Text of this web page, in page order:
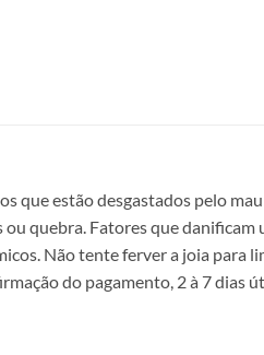
estão desgastados pelo
quebra. Fatores que danificam
Não tente ferver a joia para
do pagamento, 2 à 7 dias